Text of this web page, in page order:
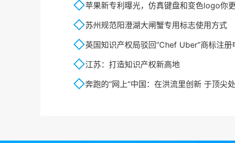
苹果新专利曝光，仿真键盘和变色logo你更
苏州规范阳澄湖大闸蟹专用标志使用方式
英国知识产权局驳回“Chef Uber”商标注册
江苏：打造知识产权新高地
奔跑的“网上”中国：在洪流里创新 于顶尖